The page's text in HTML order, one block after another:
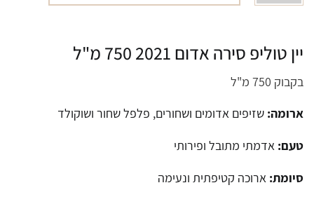
יין טוליפ סירה אדום 2021 750 מ"ל
בקבוק 750 מ"ל
ארומה: שזיפים אדומים ושחורים, פלפל שחור ושוקולד
טעם: אדמתי מתובל ופירותי
סיומת: ארוכה קטיפתית ונעימה